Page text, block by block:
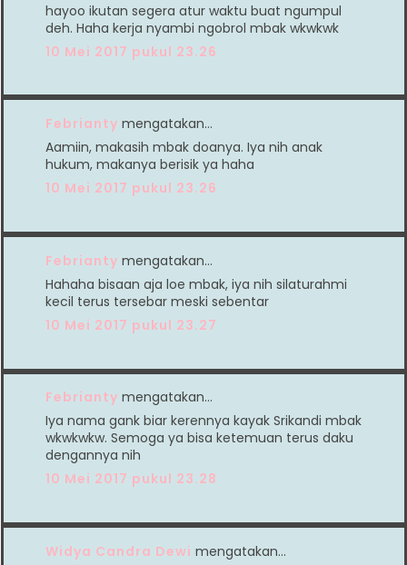
hayoo ikutan segera atur waktu buat ngumpul
deh. Haha kerja nyambi ngobrol mbak wkwkwk
10 Mei 2017 pukul 23.26
Febrianty mengatakan…
Aamiin, makasih mbak doanya. Iya nih anak
hukum, makanya berisik ya haha
10 Mei 2017 pukul 23.26
Febrianty mengatakan…
Hahaha bisaan aja loe mbak, iya nih silaturahmi
kecil terus tersebar meski sebentar
10 Mei 2017 pukul 23.27
Febrianty mengatakan…
Iya nama gank biar kerennya kayak Srikandi mbak
wkwkwkw. Semoga ya bisa ketemuan terus daku
dengannya nih
10 Mei 2017 pukul 23.28
Widya Candra Dewi mengatakan…